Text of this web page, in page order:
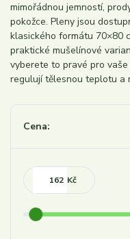
mimořádnou jemností,
pokožce. Pleny jsou
klasického formátu 70×80
praktické mušelínové
vyberete to pravé pro
regulují tělesnou teplotu a
Cena:
Kč